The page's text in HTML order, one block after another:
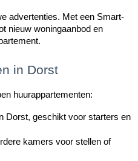
advertenties. Met een Smart-
nieuw woningaanbod en
in Dorst
huurappartementen:
Dorst, geschikt voor starters en
kamers voor stellen of